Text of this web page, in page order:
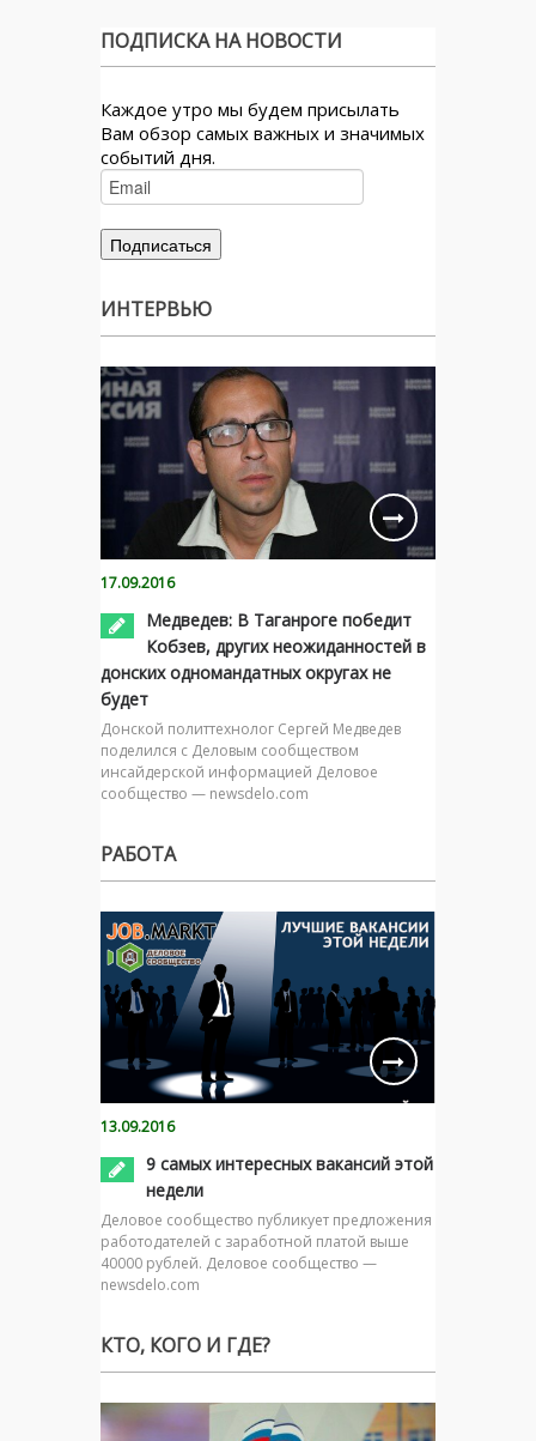
ПОДПИСКА НА НОВОСТИ
Каждое утро мы будем присылать
Вам обзор самых важных и значимых
событий дня.
ИНТЕРВЬЮ
17.09.2016
Медведев: В Таганроге победит
Кобзев, других неожиданностей в
донских одномандатных округах не
будет
Донской политтехнолог Сергей Медведев
поделился с Деловым сообществом
инсайдерской информацией Деловое
сообщество — newsdelo.com
РАБОТА
13.09.2016
9 самых интересных вакансий этой
недели
Деловое сообщество публикует предложения
работодателей с заработной платой выше
40000 рублей. Деловое сообщество —
newsdelo.com
КТО, КОГО И ГДЕ?